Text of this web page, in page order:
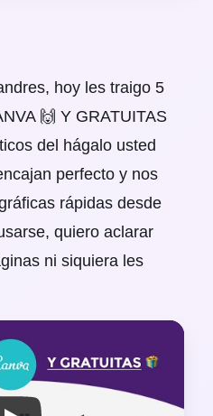
hoy les traigo 5
🙌 Y GRATUITAS
del hágalo usted
perfecto y nos
rápidas desde
quiero aclarar
ni siquiera les